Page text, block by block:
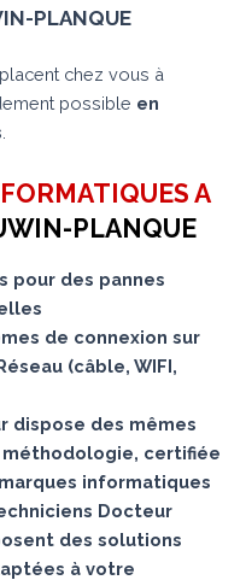
PLANQUE
chez vous à
possible en
.
A
PLANQUE
pour des pannes
de connexion sur
(câble, WIFI,
dispose des mêmes
certifiée
informatiques
Docteur
des solutions
à votre